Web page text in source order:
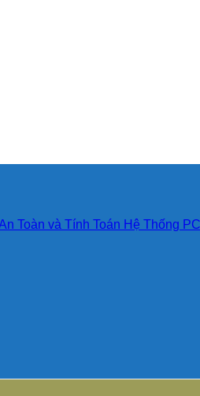
Toàn và Tính Toán Hệ Thống